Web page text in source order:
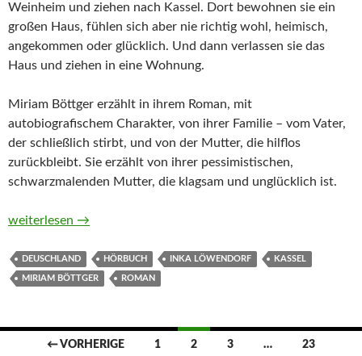
Weinheim und ziehen nach Kassel. Dort bewohnen sie ein
großen Haus, fühlen sich aber nie richtig wohl, heimisch,
angekommen oder glücklich. Und dann verlassen sie das
Haus und ziehen in eine Wohnung.
Miriam Böttger erzählt in ihrem Roman, mit
autobiografischem Charakter, von ihrer Familie – vom Vater,
der schließlich stirbt, und von der Mutter, die hilflos
zurückbleibt. Sie erzählt von ihrer pessimistischen,
schwarzmalenden Mutter, die klagsam und unglücklich ist.
Aus dem Haus von Miriam Böttger (Hörbuch)
weiterlesen →
DEUSCHLAND HÖRBUCH INKA LÖWENDORF KASSEL
MIRIAM BÖTTGER ROMAN
Beitragsnavigation
← VORHERIGE 1 2 3 … 23